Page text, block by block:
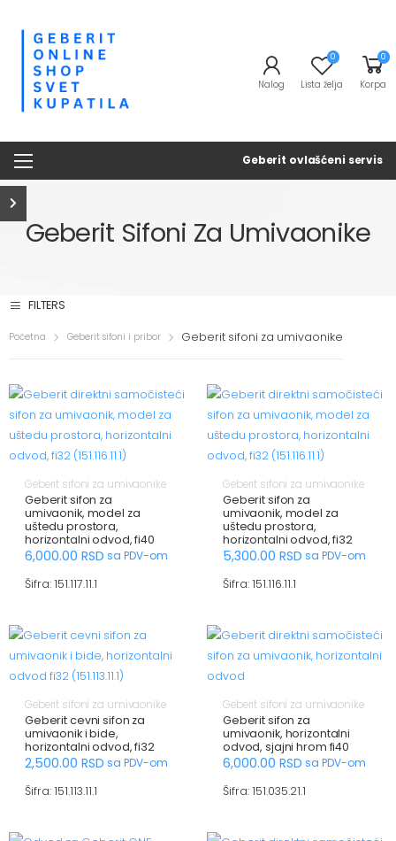
Nalog
0
Lista želja
0
Korpa
Geberit ovlašćeni servis
Geberit Sifoni Za Umivaonike
FILTERS
Početna Geberit sifoni i pribor Geberit sifoni za umivaonike
Geberit sifoni za umivaonike
Geberit sifon za
umivaonik, model za
uštedu prostora,
horizontalni odvod, fi40
6,000.00 RSD sa PDV-om
Šifra: 151.117.11.1
Geberit sifoni za umivaonike
Geberit sifon za
umivaonik, model za
uštedu prostora,
horizontalni odvod, fi32
5,300.00 RSD sa PDV-om
Šifra: 151.116.11.1
Geberit sifoni za umivaonike
Geberit cevni sifon za
umivaonik i bide,
horizontalni odvod, fi32
2,500.00 RSD sa PDV-om
Šifra: 151.113.11.1
Geberit sifoni za umivaonike
Geberit sifon za
umivaonik, horizontalni
odvod, sjajni hrom fi40
6,000.00 RSD sa PDV-om
Šifra: 151.035.21.1